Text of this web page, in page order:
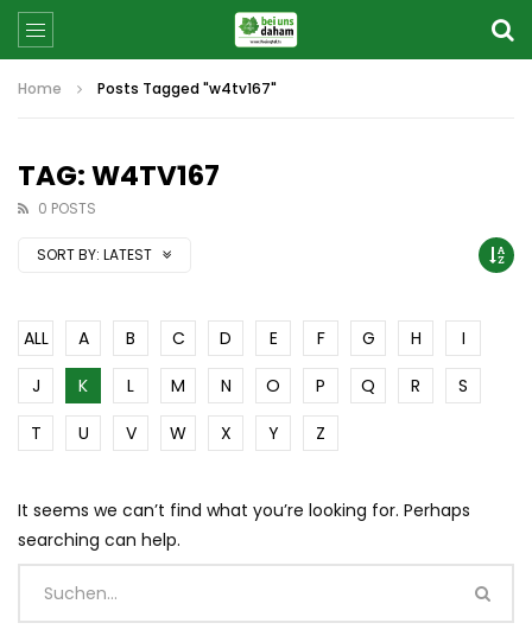
Home Posts Tagged "w4tv167"
TAG: W4TV167
0 POSTS
SORT BY: LATEST
ALL A B C D E F G H
I
J
K L M N O P Q R
S
T
U V W X Y Z
It seems we can’t find what you’re looking for. Perhaps
searching can help.